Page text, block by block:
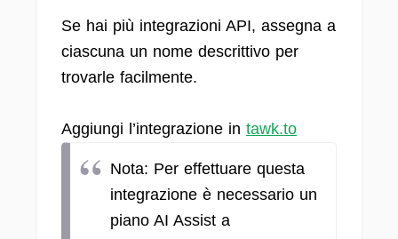
Se hai più integrazioni API, assegna a
ciascuna un nome descrittivo per
trovarle facilmente.
Aggiungi l’integrazione in tawk.to
Nota: Per effettuare questa
integrazione è necessario un
piano AI Assist a